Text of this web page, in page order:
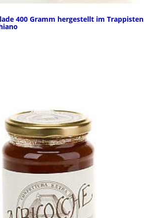
400 Gramm hergestellt im Trappisten